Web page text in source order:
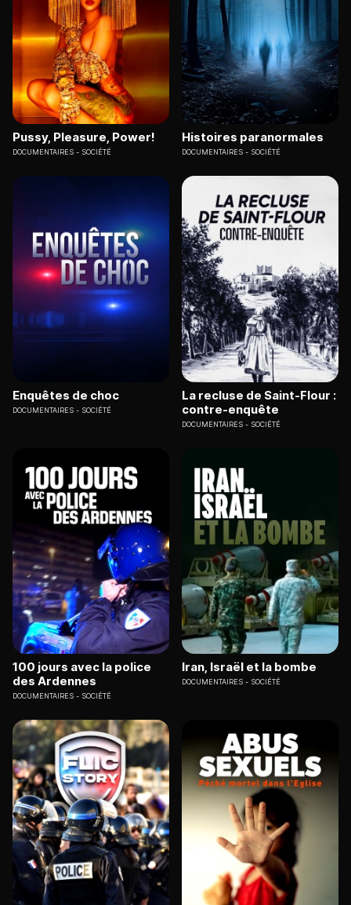
Pussy, Pleasure, Power!
DOCUMENTAIRES SOCIÉTÉ
Histoires paranormales
DOCUMENTAIRES SOCIÉTÉ
Enquêtes de choc
DOCUMENTAIRES SOCIÉTÉ
La recluse de Saint-Flour :
contre-enquête
DOCUMENTAIRES SOCIÉTÉ
100 jours avec la police
des Ardennes
DOCUMENTAIRES SOCIÉTÉ
Iran, Israël et la bombe
DOCUMENTAIRES SOCIÉTÉ